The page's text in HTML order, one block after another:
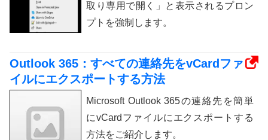
取り専用で開く」と表示されるプロン
プトを強制します。
Outlook 365：すべての連絡先をvCardファ
イルにエクスポートする方法
Microsoft Outlook 365の連絡先を簡単
にvCardファイルにエクスポートする
方法をご紹介します。